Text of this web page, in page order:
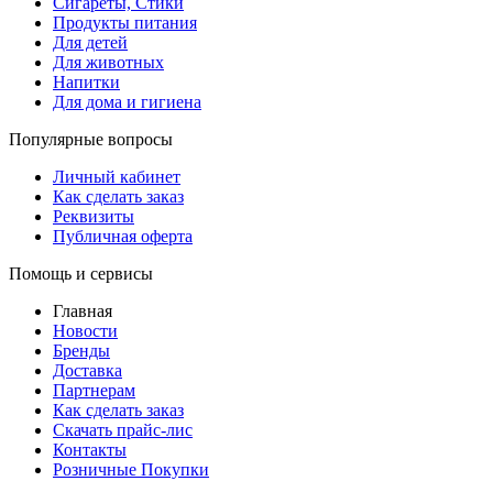
Продукты питания
Для детей
Для животных
Напитки
Для дома и гигиена
Популярные вопросы
Личный кабинет
Как сделать заказ
Реквизиты
Публичная оферта
Помощь и сервисы
Главная
Новости
Бренды
Доставка
Партнерам
Как сделать заказ
Скачать прайс-лис
Контакты
Розничные Покупки